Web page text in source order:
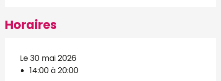
Horaires
Le 30 mai 2026
14:00 à 20:00